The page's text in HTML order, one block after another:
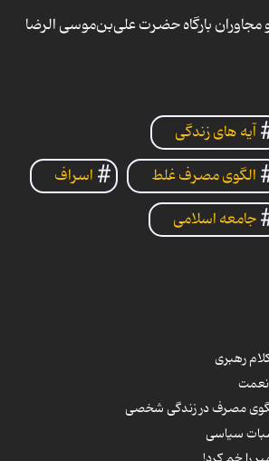
و مجاوران بارگاه حضرت علی‌بن‌موسی الرضا
آیه های زندگی
الگوی مصرف غلط
اسراف
جامعه اسلامی
رهبری
نعمت
مصرف در زندگی شخصی
سیاسی